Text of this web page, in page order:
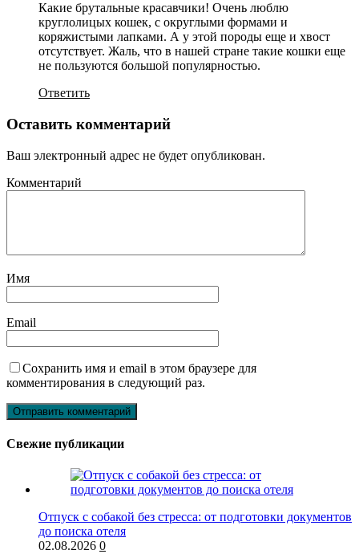
Какие брутальные красавчики! Очень люблю
круглолицых кошек, с округлыми формами и
коряжистыми лапками. А у этой породы еще и хвост
отсутствует. Жаль, что в нашей стране такие кошки еще
не пользуются большой популярностью.
Ответить
Оставить комментарий
Ваш электронный адрес не будет опубликован.
Комментарий
Имя
Email
Сохранить имя и email в этом браузере для
комментирования в следующий раз.
Свежие публикации
Отпуск с собакой без стресса: от подготовки документов
до поиска отеля
02.08.2026 0